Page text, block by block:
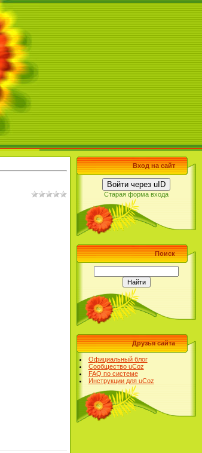
Вход на сайт
Войти через uID
Старая форма входа
Поиск
Друзья сайта
Официальный блог
Сообщество uCoz
FAQ по системе
Инструкции для uCoz